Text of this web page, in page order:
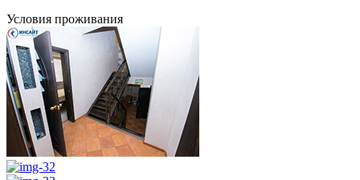
Условия проживания